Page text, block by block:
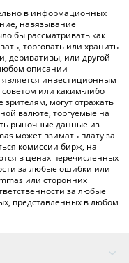
выше таблицу
цены на balajis в
в информационных
навязывание
бы рассматривать как
торговать или хранить
деривативы, или другой
описании
является инвестиционным
или каким-либо
могут отражать
валюте, торгуемые на
рыночные данные из
может взимать плату за
комиссии бирж, на
в ценах перечисленных
за любые ошибки или
или сторонних
за любые
представленных в любом